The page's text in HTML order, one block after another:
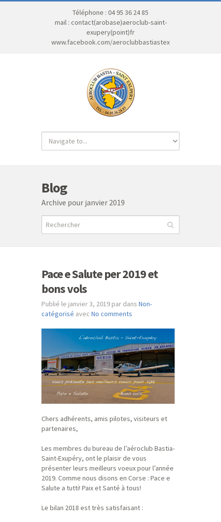
Téléphone : 04 95 36 24 85
mail : contact(arobase)aeroclub-saint-
exupery(point)fr
www.facebook.com/aeroclubbastiastex
Blog
Archive pour janvier 2019
Pace e Salute per 2019 et
bons vols
Publié le janvier 3, 2019 par dans Non-
catégorisé avec No comments
Chers adhérents, amis pilotes, visiteurs et
partenaires,
Les membres du bureau de l’aéroclub Bastia-
Saint-Exupéry, ont le plaisir de vous
présenter leurs meilleurs voeux pour l’année
2019. Comme nous disons en Corse : Pace e
Salute a tutti! Paix et Santé à tous!
Le bilan 2018 est très satisfaisant :